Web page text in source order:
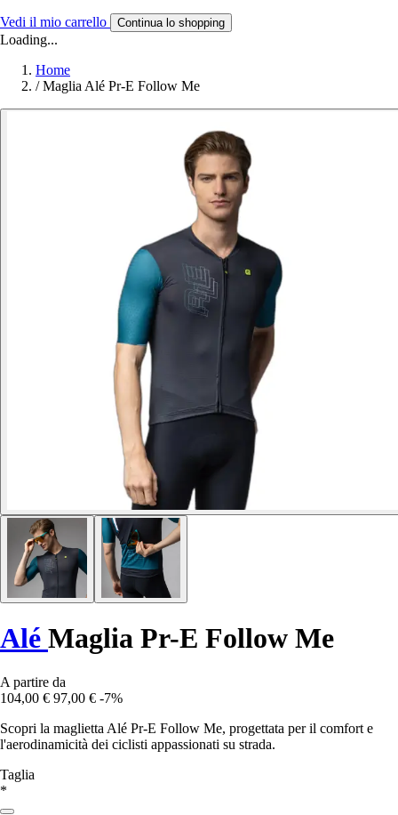
Vedi il mio carrello Continua lo shopping
Loading...
Home
/ Maglia Alé Pr-E Follow Me
Alé Maglia Pr-E Follow Me
A partire da
104,00 € 97,00 € -7%
Scopri la maglietta Alé Pr-E Follow Me, progettata per il comfort e
l'aerodinamicità dei ciclisti appassionati su strada.
Taglia
*